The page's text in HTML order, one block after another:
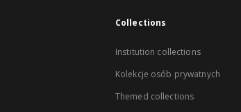
Collections
Institution collections
Kolekcje osób prywatnych
Themed collections